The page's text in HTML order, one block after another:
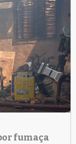
fumaça